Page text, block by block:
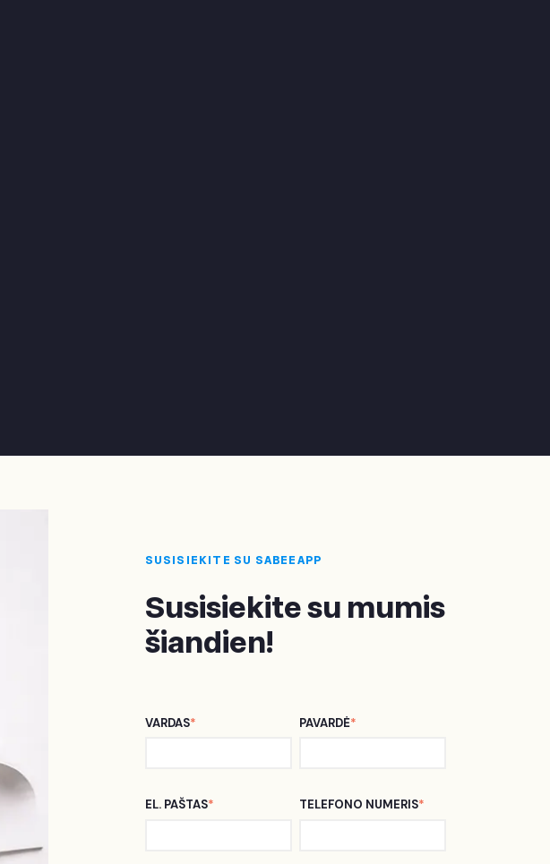
SUSISIEKITE SU SABEEAPP
Susisiekite su mumis
šiandien!
VARDAS* PAVARDĖ*
EL. PAŠTAS* TELEFONO NUMERIS*